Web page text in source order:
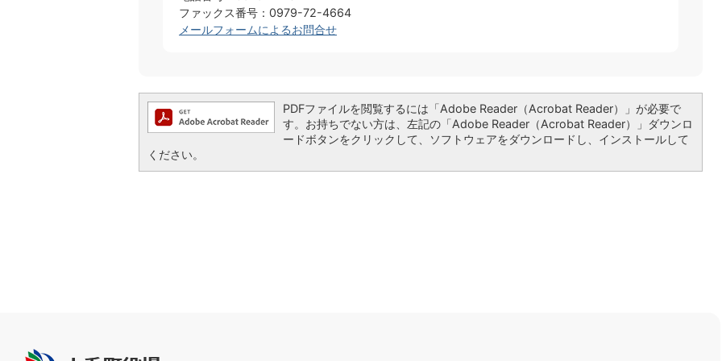
ファックス番号：0979-72-4664
メールフォームによるお問合せ
PDFファイルを閲覧するには「Adobe Reader（Acrobat Reader）」が必要で
す。お持ちでない方は、左記の「Adobe Reader（Acrobat Reader）」ダウンロ
ードボタンをクリックして、ソフトウェアをダウンロードし、インストールして
ください。